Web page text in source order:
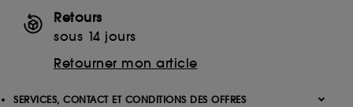
Retours
sous 14 jours
Retourner mon article
SERVICES, CONTACT ET CONDITIONS DES OFFRES